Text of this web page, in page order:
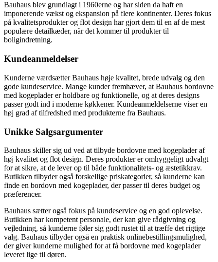
Bauhaus blev grundlagt i 1960erne og har siden da haft en
imponerende vækst og ekspansion på flere kontinenter. Deres fokus
på kvalitetsprodukter og flot design har gjort dem til en af de mest
populære detailkæder, når det kommer til produkter til
boligindretning.
Kundeanmeldelser
Kunderne værdsætter Bauhaus høje kvalitet, brede udvalg og den
gode kundeservice. Mange kunder fremhæver, at Bauhaus bordovne
med kogeplader er holdbare og funktionelle, og at deres designs
passer godt ind i moderne køkkener. Kundeanmeldelserne viser en
høj grad af tilfredshed med produkterne fra Bauhaus.
Unikke Salgsargumenter
Bauhaus skiller sig ud ved at tilbyde bordovne med kogeplader af
høj kvalitet og flot design. Deres produkter er omhyggeligt udvalgt
for at sikre, at de lever op til både funktionalitets- og æstetikkrav.
Butikken tilbyder også forskellige priskategorier, så kunderne kan
finde en bordovn med kogeplader, der passer til deres budget og
præferencer.
Bauhaus sætter også fokus på kundeservice og en god oplevelse.
Butikken har kompetent personale, der kan give rådgivning og
vejledning, så kunderne føler sig godt rustet til at træffe det rigtige
valg. Bauhaus tilbyder også en praktisk onlinebestillingsmulighed,
der giver kunderne mulighed for at få bordovne med kogeplader
leveret lige til døren.